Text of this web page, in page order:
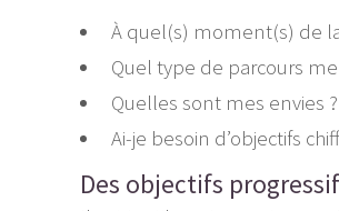
À quel(s) moment(s) de
Quel type de parcours
Quelles sont mes envies
Ai-je besoin d’objectifs
Des objectifs